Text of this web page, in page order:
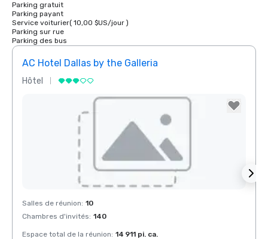
Parking gratuit
Parking payant
Service voiturier( 10,00 $US/jour)
Parking sur rue
Parking des bus
AC Hotel Dallas by the Galleria
Hôtel
Removed from favorites
Salles de réunion: 10
Chambres d'invités: 140
Espace total de la réunion: 14 911 pi. ca.